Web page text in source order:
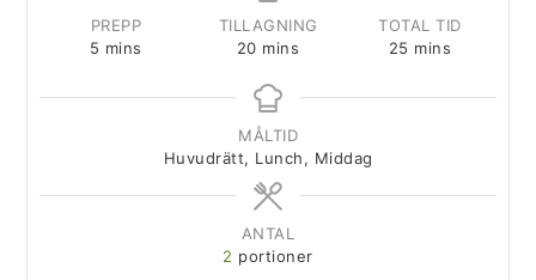
PREPP
5 mins
TILLAGNING
20 mins
TOTAL TID
25 mins
MÅLTID
Huvudrätt, Lunch, Middag
ANTAL
2 portioner